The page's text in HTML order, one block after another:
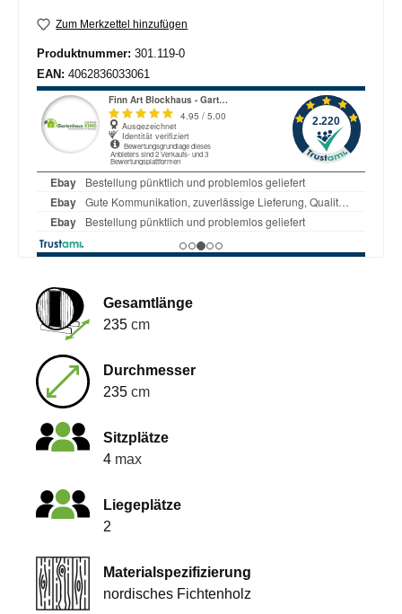
Zum Merkzettel hinzufügen
Produktnummer: 301.119-0
EAN: 4062836033061
Gesamtlänge
235 cm
Durchmesser
235 cm
Sitzplätze
4 max
Liegeplätze
2
Materialspezifizierung
nordisches Fichtenholz